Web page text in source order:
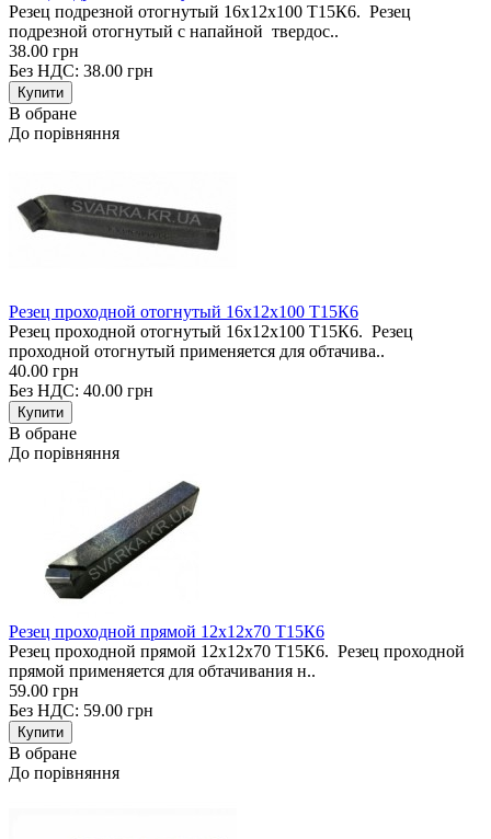
Резец подрезной отогнутый 16х12х100 Т15К6. Резец
подрезной отогнутый с напайной твердос..
38.00 грн
Без НДС: 38.00 грн
В обране
До порівняння
Резец проходной отогнутый 16х12х100 Т15К6
Резец проходной отогнутый 16х12х100 Т15К6. Резец
проходной отогнутый применяется для обтачива..
40.00 грн
Без НДС: 40.00 грн
В обране
До порівняння
Резец проходной прямой 12х12х70 Т15К6
Резец проходной прямой 12х12х70 Т15К6. Резец проходной
прямой применяется для обтачивания н..
59.00 грн
Без НДС: 59.00 грн
В обране
До порівняння